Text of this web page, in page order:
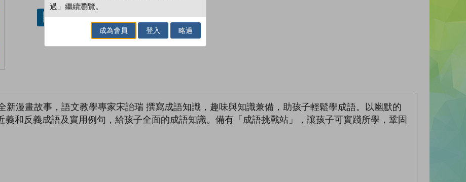
借閱實體書
新漫畫故事，語文教學專家宋詒瑞 撰寫成語知識，趣味與知識兼備，助孩子輕鬆學成語。以幽默的
和反義成語及實用例句，給孩子全面的成語知識。備有「成語挑戰站」，讓孩子可實踐所學，鞏固
過」繼續瀏覽。
成為會員 登入 略過